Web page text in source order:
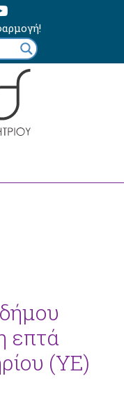
επτά
(ΥΕ)